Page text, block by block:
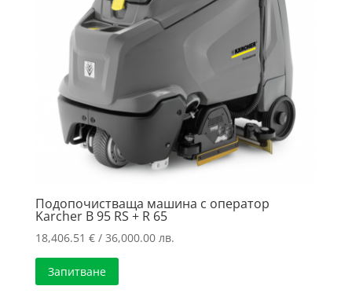
Подопочистваща машина с оператор
Karcher B 95 RS + R 65
18,406.51 €/ 36,000.00 лв.
Запитване